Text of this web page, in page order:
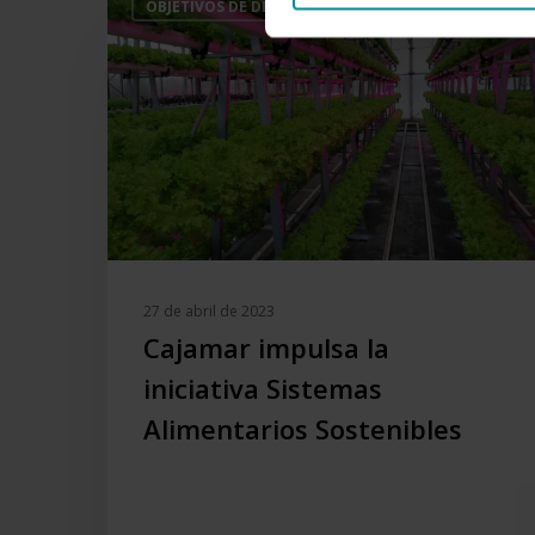
OBJETIVOS DE DESARROLLO SOSTENIBLE
impulsa
la
iniciativa
Sistemas
Alimentarios
27 de abril de 2023
Cajamar impulsa la
iniciativa Sistemas
Alimentarios Sostenibles